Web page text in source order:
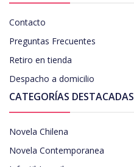
Contacto
Preguntas Frecuentes
Retiro en tienda
Despacho a domicilio
CATEGORÍAS DESTACADAS
Novela Chilena
Novela Contemporanea